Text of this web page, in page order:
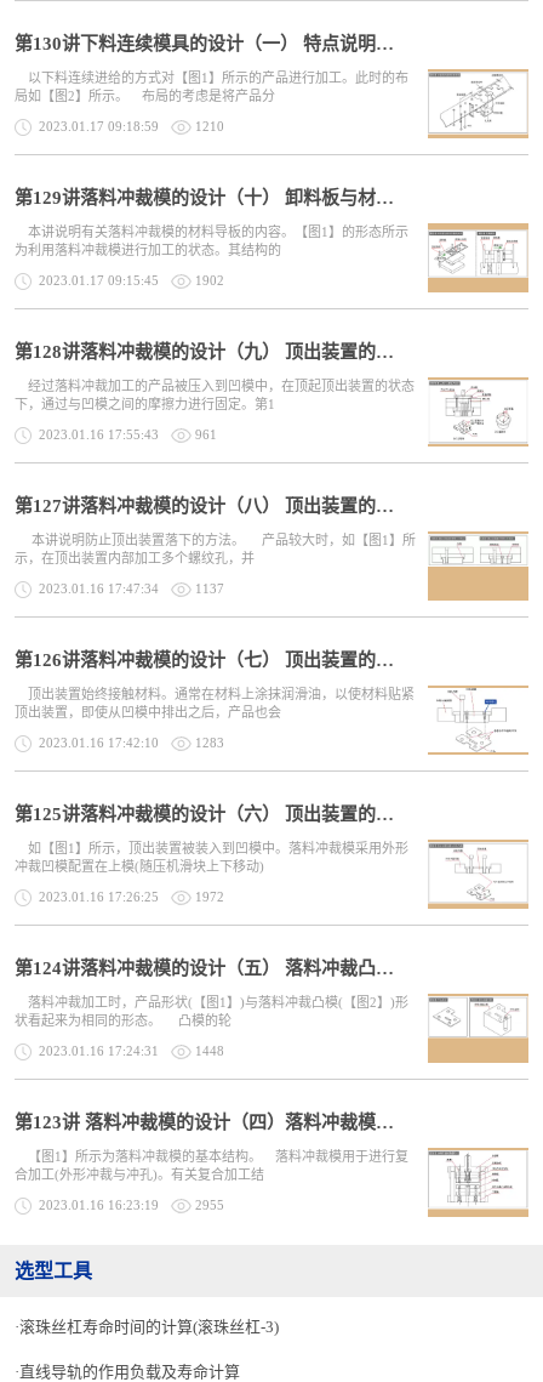
第130讲下料连续模具的设计（一） 特点说明与布局
以下料连续进给的方式对【图1】所示的产品进行加工。此时的布
局如【图2】所示。 布局的考虑是将产品分
2023.01.17 09:18:59 1210
第129讲落料冲裁模的设计（十） 卸料板与材料导向件
本讲说明有关落料冲裁模的材料导板的内容。【图1】的形态所示
为利用落料冲裁模进行加工的状态。其结构的
2023.01.17 09:15:45 1902
第128讲落料冲裁模的设计（九） 顶出装置的设计（4）
经过落料冲裁加工的产品被压入到凹模中，在顶起顶出装置的状态
下，通过与凹模之间的摩擦力进行固定。第1
2023.01.16 17:55:43 961
第127讲落料冲裁模的设计（八） 顶出装置的设计（3）
本讲说明防止顶出装置落下的方法。 产品较大时，如【图1】所
示，在顶出装置内部加工多个螺纹孔，并
2023.01.16 17:47:34 1137
第126讲落料冲裁模的设计（七） 顶出装置的设计（2）
顶出装置始终接触材料。通常在材料上涂抹润滑油，以使材料贴紧
顶出装置，即使从凹模中排出之后，产品也会
2023.01.16 17:42:10 1283
第125讲落料冲裁模的设计（六） 顶出装置的设计（1）
如【图1】所示，顶出装置被装入到凹模中。落料冲裁模采用外形
冲裁凹模配置在上模(随压机滑块上下移动)
2023.01.16 17:26:25 1972
第124讲落料冲裁模的设计（五） 落料冲裁凸模的设计
落料冲裁加工时，产品形状(【图1】)与落料冲裁凸模(【图2】)形
状看起来为相同的形态。 凸模的轮
2023.01.16 17:24:31 1448
第123讲 落料冲裁模的设计（四）落料冲裁模的结构
【图1】所示为落料冲裁模的基本结构。 落料冲裁模用于进行复
合加工(外形冲裁与冲孔)。有关复合加工结
2023.01.16 16:23:19 2955
选型工具
滚珠丝杠寿命时间的计算(滚珠丝杠-3)
直线导轨的作用负载及寿命计算